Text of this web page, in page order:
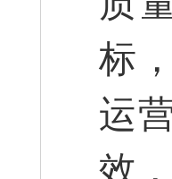
标
运
效